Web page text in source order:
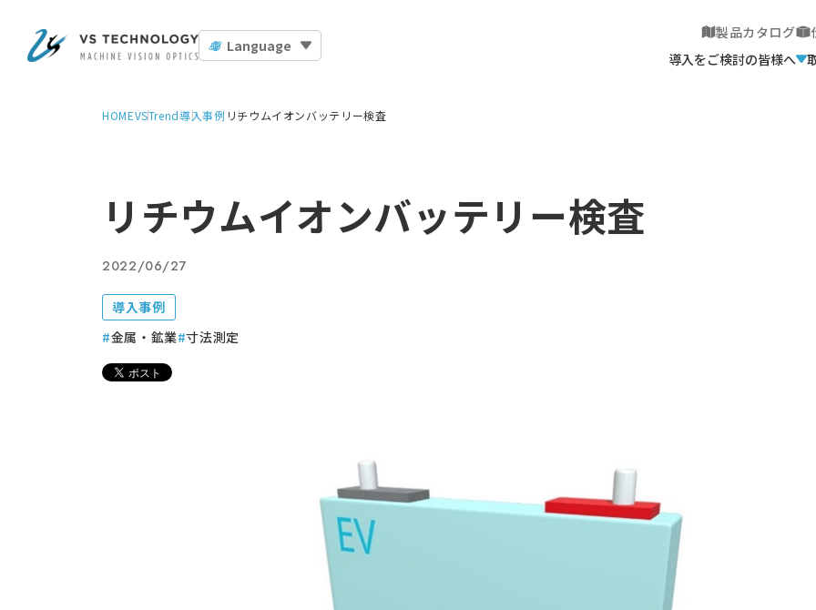
Language
製品カタログ
導入をご検討の皆様へ
HOMEVSTrend導入事例 リチウムイオンバッテリー検査
リチウムイオンバッテリー検査
2022/06/27
導入事例
金属・鉱業 寸法測定